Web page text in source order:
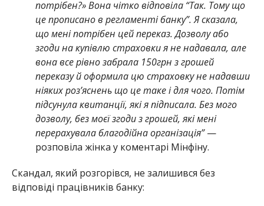
потрібен?» Вона чітко відповіла “Так. Тому що
це прописано в регламенті банку”. Я сказала,
що мені потрібен цей переказ. Дозволу або
згоди на купівлю страховки я не надавала, але
вона все рівно забрала 150грн з грошей
переказу й оформила цю страховку не надавши
ніяких роз’яснень що це таке і для чого. Потім
підсунула квитанції, які я підписала. Без мого
дозволу, без моєї згоди з грошей, які мені
перерахувала благодійна організація”—
розповіла жінка у коментарі Мінфіну.
Скандал, який розгорівся, не залишився без
відповіді працівників банку: